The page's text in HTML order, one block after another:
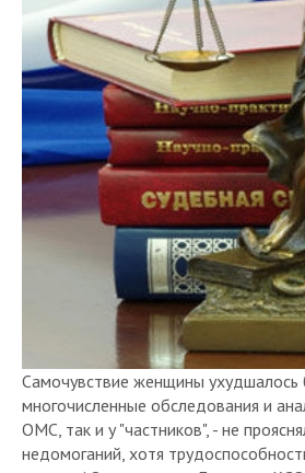
Самочувствие женщины ухудшалось
многочисленные обследования и
ОМС, так и у "частников", - не
недомоганий, хотя